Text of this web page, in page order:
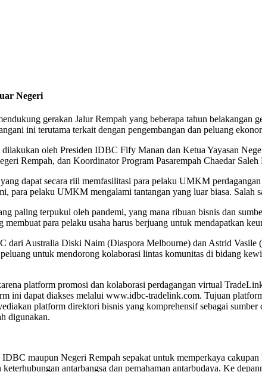
Negeri
gerakan Jalur Rempah yang beberapa tahun belakangan
ini terutama terkait dengan pengembangan dan peluang
oleh Presiden IDBC Fify Manan dan Ketua Yayasan
Rempah, dan Koordinator Program Pasarempah Chaedar Saleh
dapat secara riil memfasilitasi para pelaku UMKM
para pelaku UMKM mengalami tantangan yang luar biasa. Salah
paling terpukul oleh pandemi, yang mana ribuan bisnis dan
para pelaku usaha harus berjuang untuk mendapatkan
Australia Diski Naim (Diaspora Melbourne) dan Astrid Vasile
untuk mendorong kolaborasi lintas komunitas di bidang
platform promosi dan kolaborasi perdagangan virtual
ini dapat diakses melalui www.idbc-tradelink.com. Tujuan
platform direktori bisnis yang komprehensif sebagai
digunakan.
maupun Negeri Rempah sepakat untuk memperkaya cakupan
antarbangsa dan pemahaman antarbudaya. Ke